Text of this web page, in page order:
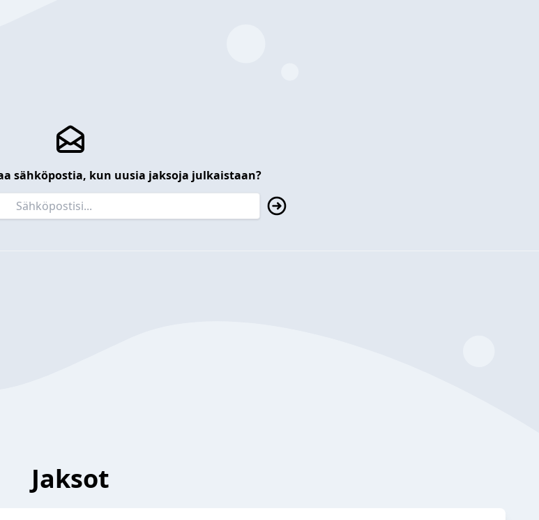
sähköpostia, kun uusia jaksoja julkaistaan?
Jaksot